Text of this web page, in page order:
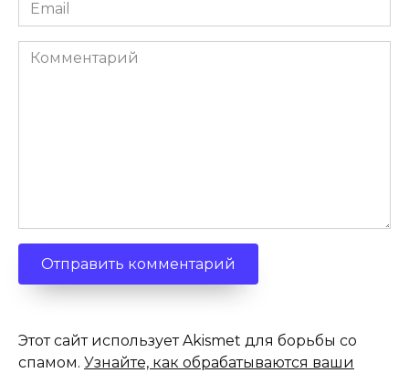
*
Комментарий
Этот сайт использует Akismet для борьбы со
спамом. Узнайте, как обрабатываются ваши